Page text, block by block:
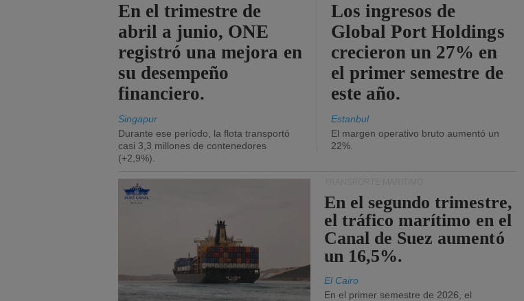
En el trimestre de
abril a junio, ONE
registró una mejora en
su desempeño
financiero.
Singapur
Durante ese período, la flota transportó
casi 3,3 millones de contenedores
(+2,9%).
Los ingresos de
Global Port Holdings
crecieron un 27% en
el primer semestre de
este año.
Estanbul
El margen operativo bruto aumentó un
22%.
En el segundo trimestre,
el tráfico marítimo en el
Canal de Suez aumentó
un 16,5%.
El Cairo
En el primer semestre de 2026, el